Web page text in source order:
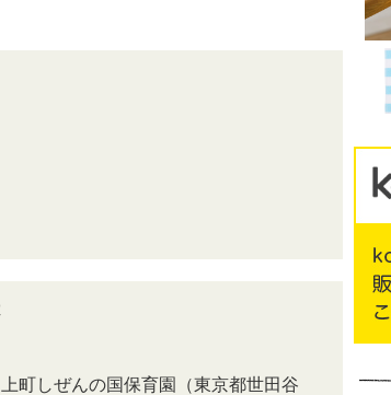
町しぜんの国保育園（東京都世田谷